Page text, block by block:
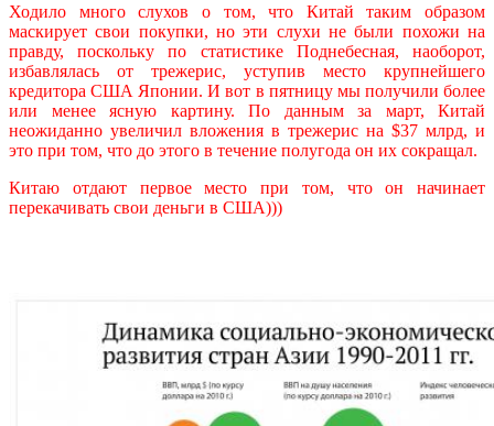
Ходило много слухов о том, что Китай таким образом
маскирует свои покупки, но эти слухи не были похожи на
правду, поскольку по статистике Поднебесная, наоборот,
избавлялась от трежерис, уступив место крупнейшего
кредитора США Японии. И вот в пятницу мы получили более
или менее ясную картину. По данным за март, Китай
неожиданно увеличил вложения в трежерис на $37 млрд, и
это при том, что до этого в течение полугода он их сокращал.
Китаю отдают первое место при том, что он начинает
перекачивать свои деньги в США)))